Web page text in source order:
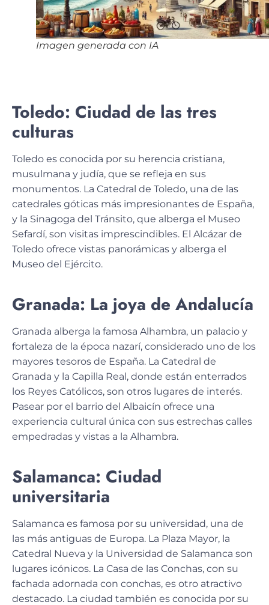
Imagen generada con IA
Toledo: Ciudad de las tres
culturas
Toledo es conocida por su herencia cristiana,
musulmana y judía, que se refleja en sus
monumentos. La Catedral de Toledo, una de las
catedrales góticas más impresionantes de España,
y la Sinagoga del Tránsito, que alberga el Museo
Sefardí, son visitas imprescindibles. El Alcázar de
Toledo ofrece vistas panorámicas y alberga el
Museo del Ejército.
Granada: La joya de Andalucía
Granada alberga la famosa Alhambra, un palacio y
fortaleza de la época nazarí, considerado uno de los
mayores tesoros de España. La Catedral de
Granada y la Capilla Real, donde están enterrados
los Reyes Católicos, son otros lugares de interés.
Pasear por el barrio del Albaicín ofrece una
experiencia cultural única con sus estrechas calles
empedradas y vistas a la Alhambra.
Salamanca: Ciudad
universitaria
Salamanca es famosa por su universidad, una de
las más antiguas de Europa. La Plaza Mayor, la
Catedral Nueva y la Universidad de Salamanca son
lugares icónicos. La Casa de las Conchas, con su
fachada adornada con conchas, es otro atractivo
destacado. La ciudad también es conocida por su